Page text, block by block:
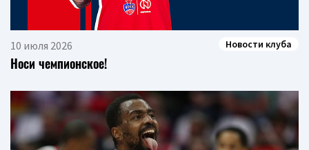
10 июля 2026 Новости клуба
Носи чемпионское!